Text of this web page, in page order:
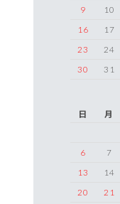
9
10
16
17
23
24
30
31
日
月
6
7
13
14
20
21